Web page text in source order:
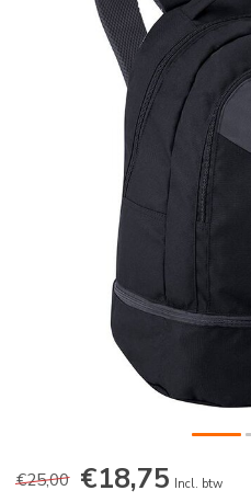
€25,00 €18,75 Incl. btw